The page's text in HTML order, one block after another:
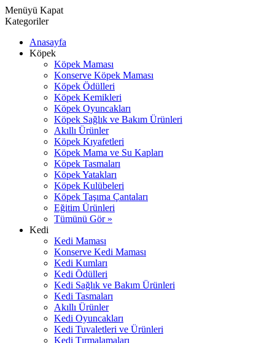
Menüyü Kapat
Kategoriler
Anasayfa
Köpek
Köpek Maması
Konserve Köpek Maması
Köpek Ödülleri
Köpek Kemikleri
Köpek Oyuncakları
Köpek Sağlık ve Bakım Ürünleri
Akıllı Ürünler
Köpek Kıyafetleri
Köpek Mama ve Su Kapları
Köpek Tasmaları
Köpek Yatakları
Köpek Kulübeleri
Köpek Taşıma Çantaları
Eğitim Ürünleri
Tümünü Gör »
Kedi
Kedi Maması
Konserve Kedi Maması
Kedi Kumları
Kedi Ödülleri
Kedi Sağlık ve Bakım Ürünleri
Kedi Tasmaları
Akıllı Ürünler
Kedi Oyuncakları
Kedi Tuvaletleri ve Ürünleri
Kedi Tırmalamaları